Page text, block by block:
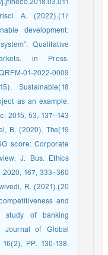
A. (2022).
development:
Qualitative
in Press.
01-2022-0009.
Sustainable
as an example.
2015, 53, 137–143.
B. (2020). The
score: Corporate
J. Bus. Ethics
2020, 167, 333–360.
R. (2021).
and
study of banking
Journal of Global
PP. 130-138.